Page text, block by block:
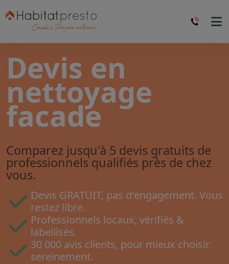
Devis en
nettoyage
facade
Comparez jusqu'à 5 devis gratuits de
professionnels qualifiés près de chez
vous.
Devis GRATUIT, pas d'engagement. Vous
restez libre.
Professionnels locaux, vérifiés &
labellisés.
30 000 avis clients, pour mieux choisir
sereinement.